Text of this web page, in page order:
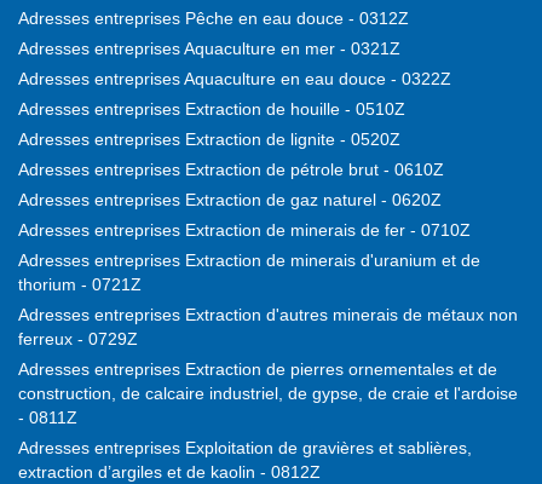
Adresses entreprises Pêche en eau douce - 0312Z
Adresses entreprises Aquaculture en mer - 0321Z
Adresses entreprises Aquaculture en eau douce - 0322Z
Adresses entreprises Extraction de houille - 0510Z
Adresses entreprises Extraction de lignite - 0520Z
Adresses entreprises Extraction de pétrole brut - 0610Z
Adresses entreprises Extraction de gaz naturel - 0620Z
Adresses entreprises Extraction de minerais de fer - 0710Z
Adresses entreprises Extraction de minerais d'uranium et de
thorium - 0721Z
Adresses entreprises Extraction d'autres minerais de métaux non
ferreux - 0729Z
Adresses entreprises Extraction de pierres ornementales et de
construction, de calcaire industriel, de gypse, de craie et l'ardoise
- 0811Z
Adresses entreprises Exploitation de gravières et sablières,
extraction d’argiles et de kaolin - 0812Z